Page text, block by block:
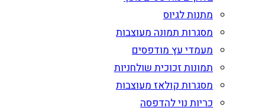
מתנות לגיוס
מסגרות תמונה מעוצבות
מעמדי עץ מודפסים
תמונות זכוכית שולחניות
מסגרות קולאז מעוצבות
כריות נוי להדפסה